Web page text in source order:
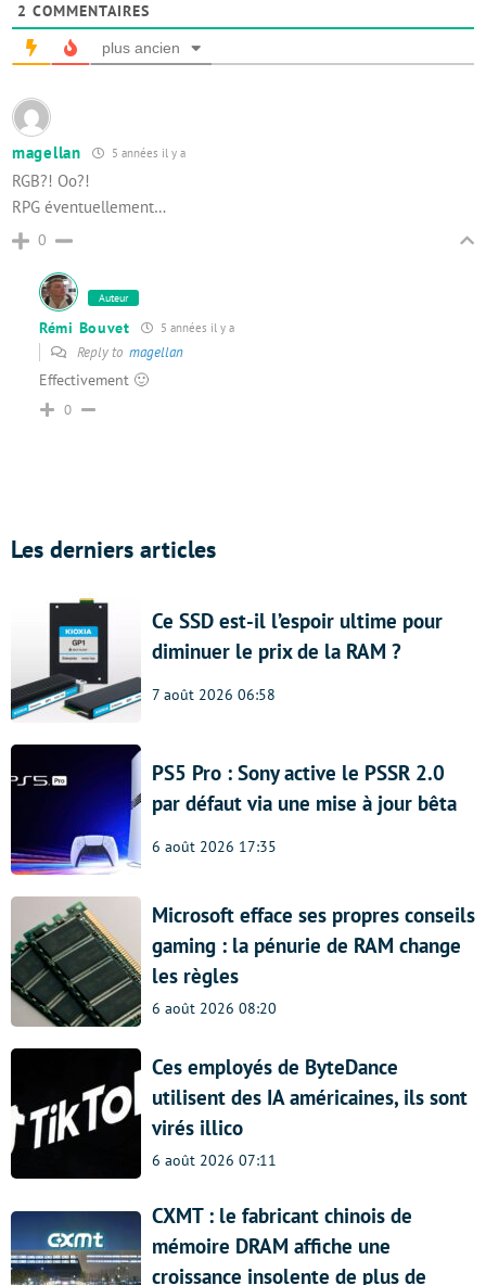
2 COMMENTAIRES
plus ancien
magellan 5 années il y a
RGB?! Oo?!
RPG éventuellement…
0
Auteur
Rémi Bouvet 5 années il y a
Reply to magellan
Effectivement 🙂
0
Les derniers articles
Ce SSD est-il l’espoir ultime pour
diminuer le prix de la RAM ?
7 août 2026 06:58
PS5 Pro : Sony active le PSSR 2.0
par défaut via une mise à jour bêta
6 août 2026 17:35
Microsoft efface ses propres conseils
gaming : la pénurie de RAM change
les règles
6 août 2026 08:20
Ces employés de ByteDance
utilisent des IA américaines, ils sont
virés illico
6 août 2026 07:11
CXMT : le fabricant chinois de
mémoire DRAM affiche une
croissance insolente de plus de